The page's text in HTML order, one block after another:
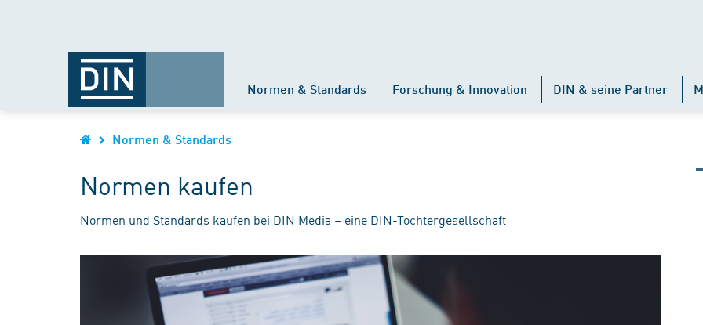
Normen & Standards Forschung & Innovation DIN & seine Partner
Normen & Standards
Normen kaufen
Normen und Standards kaufen bei DIN Media – eine DIN-Tochtergesellschaft